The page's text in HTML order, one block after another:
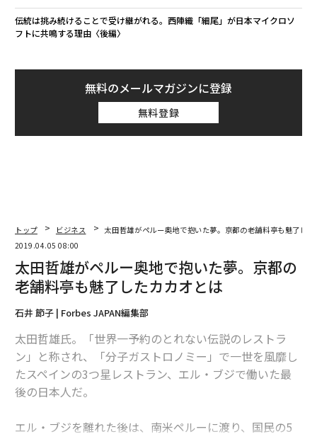
伝統は挑み続けることで受け継がれる。西陣織「細尾」が日本マイクロソ
フトに共鳴する理由〈後編〉
無料のメールマガジンに登録
無料登録
トップ ビジネス
太田哲雄がペルー奥地で抱いた夢。京都の老舗料亭も魅了し
2019.04.05 08:00
太田哲雄がペルー奥地で抱いた夢。京都の
老舗料亭も魅了したカカオとは
石井 節子 | Forbes JAPAN編集部
太田哲雄氏。「世界一予約のとれない伝説のレストラ
ン」と称され、「分子ガストロノミー」で一世を風靡し
たスペインの3つ星レストラン、エル・ブジで働いた最
後の日本人だ。
エル・ブジを離れた後は、南米ペルーに渡り、国民の5